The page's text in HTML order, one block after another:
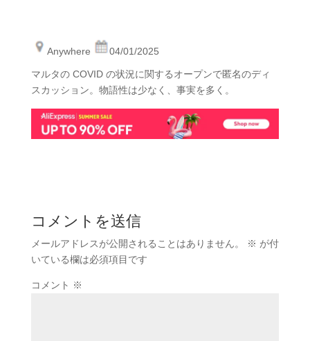
Anywhere 04/01/2025
マルタの COVID の状況に関するオープンで匿名のディ
スカッション。物語性は少なく、事実を多く。
コメントを送信
メールアドレスが公開されることはありません。 ※ が付
いている欄は必須項目です
コメント ※